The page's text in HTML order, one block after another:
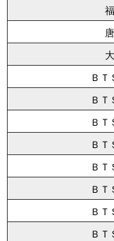
ＢＴ
ＢＴ
ＢＴ
ＢＴ
ＢＴ
ＢＴ
ＢＴ
ＢＴ